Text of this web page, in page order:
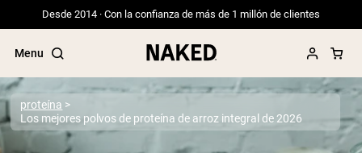
Desde 2014 · Con la confianza de más de 1 millón de clientes
Menu
proteína
Los mejores polvos de proteína de arroz integral de 2026